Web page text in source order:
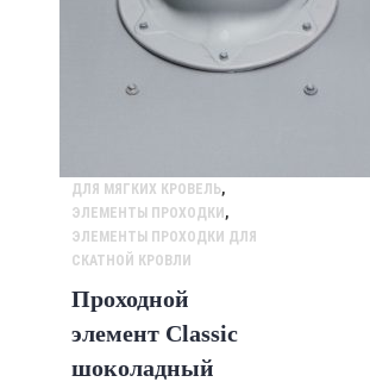
ДЛЯ МЯГКИХ КРОВЕЛЬ,
ЭЛЕМЕНТЫ ПРОХОДКИ ,
ЭЛЕМЕНТЫ ПРОХОДКИ ДЛЯ
СКАТНОЙ КРОВЛИ
Проходной
элемент Classic
шоколадный